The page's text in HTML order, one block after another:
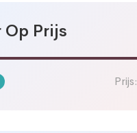
Op Prijs
Prijs: